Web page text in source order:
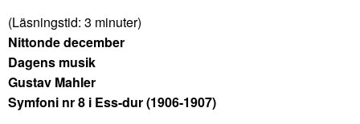
(Läsningstid: 3 minuter)
Nittonde december
Dagens musik
Gustav Mahler
Symfoni nr 8 i Ess-dur (1906-1907)